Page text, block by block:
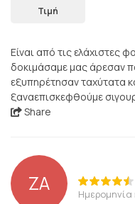
Τιμή
Είναι από τις ελάχιστες
δοκιμάσαμε μας άρεσαν
εξυπηρέτησαν ταχύτατα
ξαναεπισκεφθούμε
Share
ZA